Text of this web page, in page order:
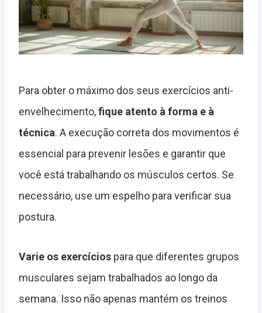
Para obter o máximo dos seus exercícios anti-
envelhecimento,fique atento à forma e à
técnica. A execução correta dos movimentos é
essencial para prevenir lesões e garantir que
você está trabalhando os músculos certos. Se
necessário, use um espelho para verificar sua
postura.
Varie os exercícios para que diferentes grupos
musculares sejam trabalhados ao longo da
semana. Isso não apenas mantém os treinos